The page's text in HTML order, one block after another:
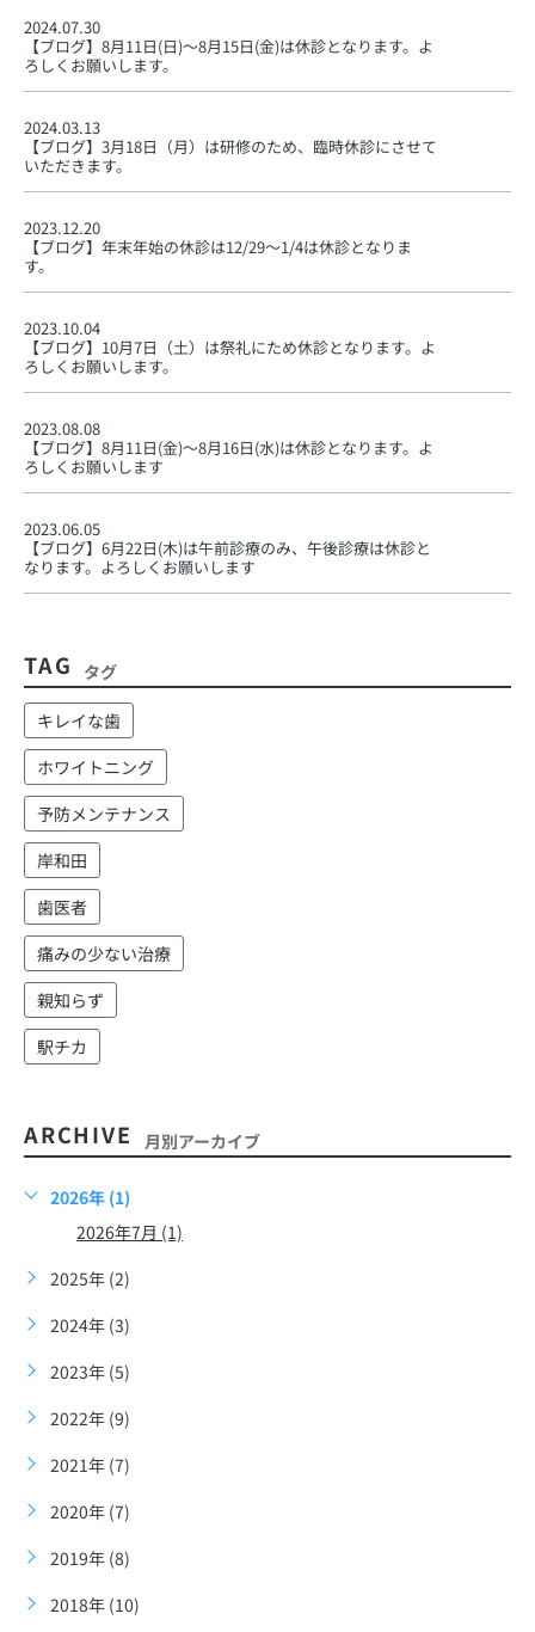
2024.07.30
【ブログ】 8月11日(日)〜8月15日(金)は休診となります。よ
ろしくお願いします。
2024.03.13
【ブログ】 3月18日（月）は研修のため、臨時休診にさせて
いただきます。
2023.12.20
【ブログ】 年末年始の休診は12/29〜1/4は休診となりま
す。
2023.10.04
【ブログ】 10月7日（土）は祭礼にため休診となります。よ
ろしくお願いします。
2023.08.08
【ブログ】 8月11日(金)〜8月16日(水)は休診となります。よ
ろしくお願いします
2023.06.05
【ブログ】 6月22日(木)は午前診療のみ、午後診療は休診と
なります。よろしくお願いします
TAG タグ
キレイな歯
ホワイトニング
予防メンテナンス
岸和田
歯医者
痛みの少ない治療
親知らず
駅チカ
ARCHIVE 月別アーカイブ
2026年 (1)
2026年7月 (1)
2025年 (2)
2024年 (3)
2023年 (5)
2022年 (9)
2021年 (7)
2020年 (7)
2019年 (8)
2018年 (10)